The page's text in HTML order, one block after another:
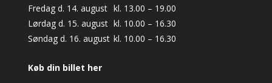
Fredag d. 14. august kl. 13.00 – 19.00
Lørdag d. 15. august kl. 10.00 – 16.30
Søndag d. 16. august kl. 10.00 – 16.30
Køb din billet her